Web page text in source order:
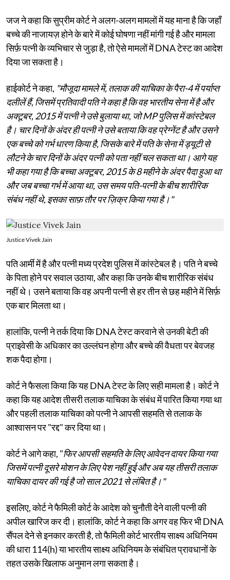
जज ने कहा कि सुप्रीम कोर्ट ने अलग-अलग मामलों में यह माना है कि जहाँ
बच्चे की नाजायज़ होने के बारे में कोई घोषणा नहीं मांगी गई है और मामला
सिर्फ़ पत्नी के व्यभिचार से जुड़ा है, तो ऐसे मामलों में DNA टेस्ट का आदेश
दिया जा सकता है।
हाईकोर्ट ने कहा, "मौजूदा मामले में, तलाक की याचिका के पैरा-4 में पर्याप्त
दलीलें हैं, जिसमें प्रतिवादी पति ने कहा है कि वह भारतीय सेना में है और
अक्टूबर, 2015 में पत्नी ने उसे बुलाया था, जो MP पुलिस में कांस्टेबल
है। चार दिनों के अंदर ही पत्नी ने उसे बताया कि वह प्रेग्नेंट है और उसने
एक बच्चे को गर्भ धारण किया है, जिसके बारे में पति के सेना में ड्यूटी से
लौटने के चार दिनों के अंदर पत्नी को पता नहीं चल सकता था। आगे यह
भी कहा गया है कि बच्चा अक्टूबर, 2015 के 8 महीने के अंदर पैदा हुआ था
और जब बच्चा गर्भ में आया था, उस समय पति-पत्नी के बीच शारीरिक
संबंध नहीं थे, इसका साफ़ तौर पर ज़िक्र किया गया है।"
Justice Vivek Jain
पति आर्मी में है और पत्नी मध्य प्रदेश पुलिस में कांस्टेबल है। पति ने बच्चे
के पिता होने पर सवाल उठाया, और कहा कि उनके बीच शारीरिक संबंध
नहीं थे। उसने बताया कि वह अपनी पत्नी से हर तीन से छह महीने में सिर्फ़
एक बार मिलता था।
हालांकि, पत्नी ने तर्क दिया कि DNA टेस्ट करवाने से उनकी बेटी की
प्राइवेसी के अधिकार का उल्लंघन होगा और बच्चे की वैधता पर बेवजह
शक पैदा होगा।
कोर्ट ने फैसला किया कि यह DNA टेस्ट के लिए सही मामला है। कोर्ट ने
कहा कि यह आदेश तीसरी तलाक याचिका के संबंध में पारित किया गया था
और पहली तलाक याचिका को पत्नी ने आपसी सहमति से तलाक के
आश्वासन पर "रद्द" कर दिया था।
कोर्ट ने आगे कहा, "फिर आपसी सहमति के लिए आवेदन दायर किया गया
जिसमें पत्नी दूसरे मोशन के लिए पेश नहीं हुई और अब यह तीसरी तलाक
याचिका दायर की गई है जो साल 2021 से लंबित है।"
इसलिए, कोर्ट ने फैमिली कोर्ट के आदेश को चुनौती देने वाली पत्नी की
अपील खारिज कर दी। हालांकि, कोर्ट ने कहा कि अगर वह फिर भी DNA
सैंपल देने से इनकार करती है, तो फैमिली कोर्ट भारतीय साक्ष्य अधिनियम
की धारा 114(h) या भारतीय साक्ष्य अधिनियम के संबंधित प्रावधानों के
तहत उसके खिलाफ अनुमान लगा सकता है।